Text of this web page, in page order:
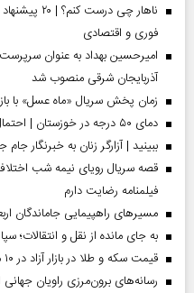
ناهار چی
فوری و اقتصادی
امیرحسین بهداد به عنوان
آذربایجان شرقی منصوب شد
زمان پخش سریال «ماه عسل» با
دمای ۵۰ درجه در خوزستان | احتمال بارش‌های سیل‌آسا در ۳ استان
ببینید | آزارگر زنان به خبرنگار
قصه سریال رویای نیمه شب
فیلمنامه رضایت دارم
مسیر‌های راهپیمایی جاماندگان
به جای مانده از نقل و
قیمت سکه و طلا در بازار آزاد در ۱۰ مرداد ۱۴۰۵
رسانه‌های برون‌مرزی راویان جهانی